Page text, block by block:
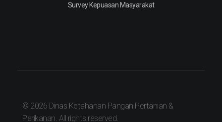
Survey Kepuasan Masyarakat
© 2026 Dinas Ketahanan Pangan Pertanian &
Perikanan. All rights reserved.